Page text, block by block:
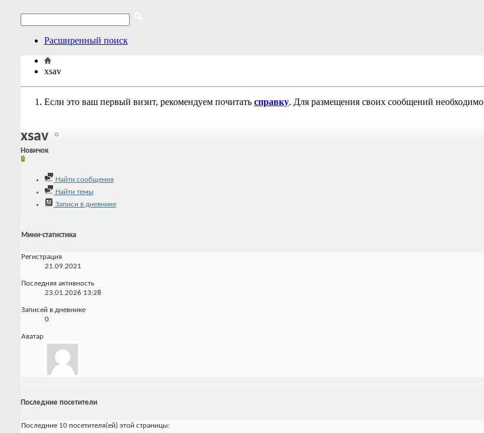
Расширенный поиск
xsav
Если это ваш первый визит, рекомендуем почитать справку. Для размещения своих сообщений необходимо
xsav
Новичок
Найти сообщения
Найти темы
Записи в дневнике
Мини-статистика
Регистрация
21.09.2021
Последняя активность
23.01.2026 13:28
Записей в дневнике
0
Аватар
Последние посетители
Последние 10 посетителя(ей) этой страницы: